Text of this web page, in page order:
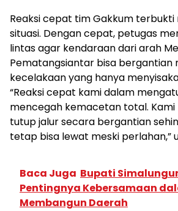
Reaksi cepat tim Gakkum
situasi. Dengan cepat, petugas
lintas agar kendaraan dari arah
Pematangsiantar bisa bergantian
kecelakaan yang hanya
“Reaksi cepat kami dalam
mencegah kemacetan total. Kami
tutup jalur secara bergantian
tetap bisa lewat meski perlahan,”
Baca Juga Bupati
Pentingnya Kebersamaan
Membangun Daerah